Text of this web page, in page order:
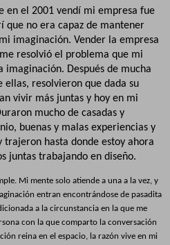
en el 2001 vendí mi empresa fue
que no era capaz de mantener
imaginación. Vender la empresa
resolvió el problema que mi
imaginación. Después de mucha
resolvieron que dada su
vivir más juntas y hoy en mi
mucho de casadas y
buenas y malas experiencias y
hasta donde estoy ahora
juntas trabajando en diseño.
Mi mente solo atiende a una a la vez, y
entran encontrándose de pasadita
a la circunstancia en la que me
con la que comparto la conversación
reina en el espacio, la razón vive en mi